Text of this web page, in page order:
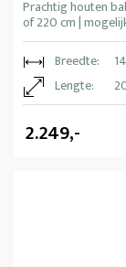
Prachtig houten
of 220 cm |
Breedte:
Lengte:
2.249,-